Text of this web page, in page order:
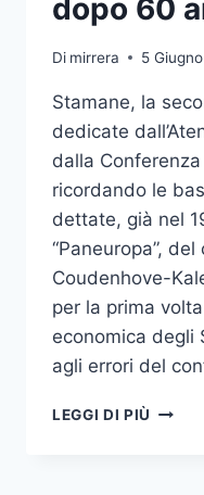
dopo 60
Di mirrera 5
Stamane, la
dedicate
dalla
ricordando le
dettate, già nel
“Paneuropa”,
Coudenhove-
per la prima
economica degli
agli errori del
LEGGI DI PIÙ